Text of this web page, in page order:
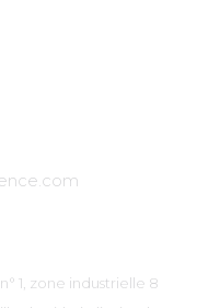
1, zone industrielle 8